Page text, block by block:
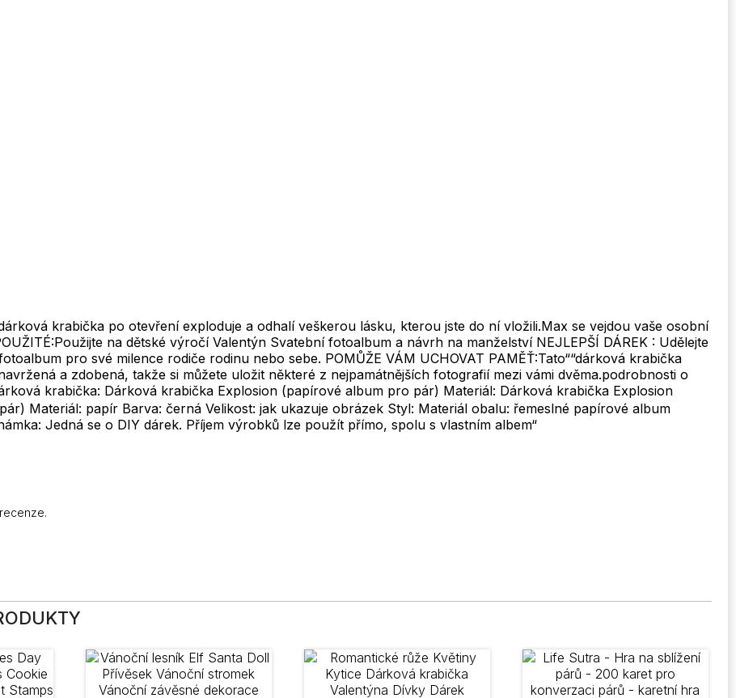
krabička po otevření exploduje a odhalí veškerou lásku, kterou jste do ní vložili.Max se vejdou vaše osobní
na dětské výročí Valentýn Svatební fotoalbum a návrh na manželství NEJLEPŠÍ DÁREK : Udělejte
pro své milence rodiče rodinu nebo sebe. POMŮŽE VÁM UCHOVAT PAMĚŤ:Tato““dárková krabička
a zdobená, takže si můžete uložit některé z nejpamátnějších fotografií mezi vámi dvěma.podrobnosti o
krabička: Dárková krabička Explosion (papírové album pro pár) Materiál: Dárková krabička Explosion
Materiál: papír Barva: černá Velikost: jak ukazuje obrázek Styl: Materiál obalu: řemeslné papírové album
Jedná se o DIY dárek. Příjem výrobků lze použít přímo, spolu s vlastním albem“